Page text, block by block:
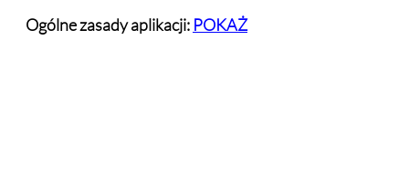
Ogólne zasady aplikacji: POKAŻ